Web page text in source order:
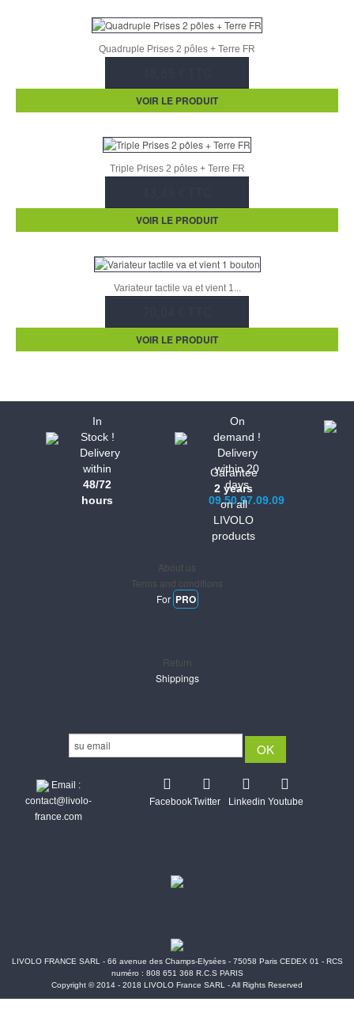
Quadruple Prises 2 pôles + Terre FR
VOIR LE PRODUIT
Triple Prises 2 pôles + Terre FR
VOIR LE PRODUIT
Variateur tactile va et vient 1...
VOIR LE PRODUIT
In
Stock !
Delivery
within
48/72
hours
On
demand !
Delivery
within 20
days
09.50.97.09.09
Garantee
2 years
on all
LIVOLO
products
About us
Terms and conditions
For PRO
Return
Shippings
Email :
contact@livolo-
france.com
FacebookTwitter Linkedin Youtube
LIVOLO FRANCE SARL - 66 avenue des Champs-Elysées - 75058 Paris CEDEX 01 - RCS
numéro : 808 651 368 R.C.S PARIS
Copyright © 2014 - 2018 LIVOLO France SARL - All Rights Reserved